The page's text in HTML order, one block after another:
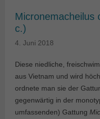
Micronemacheilus
c.)
4. Juni 2018
Diese niedliche,
aus Vietnam und wird
ordnete man sie der
gegenwärtig in der
umfassenden) Gattung